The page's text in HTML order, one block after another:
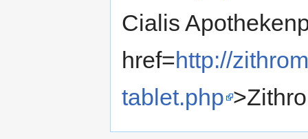
Cialis
href=http://
tablet.php